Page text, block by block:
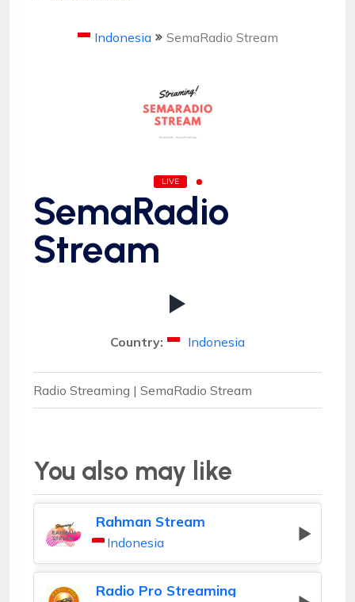
Indonesia SemaRadio Stream
LIVE
SemaRadio
Stream
Country: Indonesia
Radio Streaming | SemaRadio Stream
You also may like
Rahman Stream
Indonesia
Radio Pro Streaming